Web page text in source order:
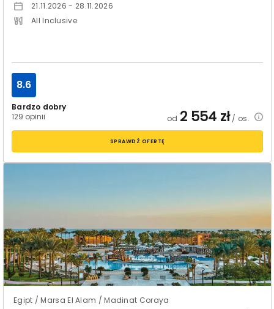
21.11.2026 - 28.11.2026
All Inclusive
Bardzo dobry
129 opinii
8.6
od 2 554 zł/ os.
SPRAWDŹ OFERTĘ
Egipt / Marsa El Alam / Madinat Coraya